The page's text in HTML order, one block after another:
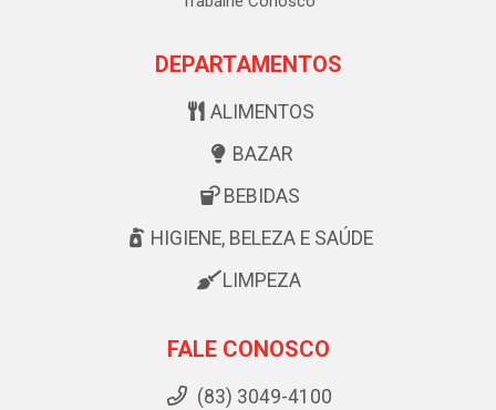
DEPARTAMENTOS
ALIMENTOS
BAZAR
BEBIDAS
HIGIENE, BELEZA E SAÚDE
LIMPEZA
FALE CONOSCO
(83) 3049-4100